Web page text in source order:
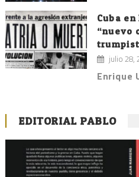
Cuba
“nuevo
julio 28,
Enrique
EDITORIAL PABLO